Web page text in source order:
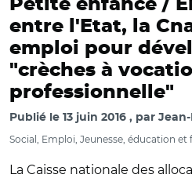
Petite enfance /
entre l'Etat, la
emploi pour
"crèches à
professionnelle"
Publié le 13 juin 2016 par Jean-
Social, Emploi, Jeunesse, éducation
La Caisse nationale des